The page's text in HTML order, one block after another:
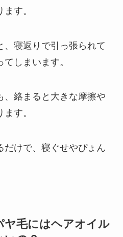
す。
、寝返りで引っ張られて
しまいます。
、絡まると大きな摩擦や
す。
だけで、寝ぐせやぴょん
ヤ毛にはヘアオイル